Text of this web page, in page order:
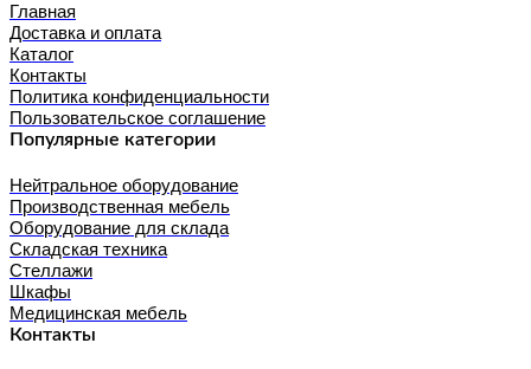
Главная
Доставка и оплата
Каталог
Контакты
Политика конфиденциальности
Пользовательское соглашение
Популярные категории
Нейтральное оборудование
Производственная мебель
Оборудование для склада
Складская техника
Стеллажи
Шкафы
Медицинская мебель
Контакты